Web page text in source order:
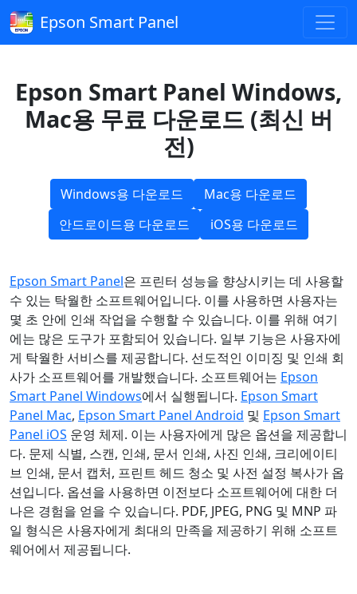
Epson Smart Panel
Epson Smart Panel Windows,
Mac용 무료 다운로드 (최신 버
전)
Windows용 다운로드
Mac용 다운로드
안드로이드용 다운로드
iOS용 다운로드
Epson Smart Panel은 프린터 성능을 향상시키는 데 사용할
수 있는 탁월한 소프트웨어입니다. 이를 사용하면 사용자는
몇 초 안에 인쇄 작업을 수행할 수 있습니다. 이를 위해 여기
에는 많은 도구가 포함되어 있습니다. 일부 기능은 사용자에
게 탁월한 서비스를 제공합니다. 선도적인 이미징 및 인쇄 회
사가 소프트웨어를 개발했습니다. 소프트웨어는 Epson
Smart Panel Windows에서 실행됩니다. Epson Smart
Panel Mac, Epson Smart Panel Android 및 Epson Smart
Panel iOS 운영 체제. 이는 사용자에게 많은 옵션을 제공합니
다. 문제 식별, 스캔, 인쇄, 문서 인쇄, 사진 인쇄, 크리에이티
브 인쇄, 문서 캡처, 프린트 헤드 청소 및 사전 설정 복사가 옵
션입니다. 옵션을 사용하면 이전보다 소프트웨어에 대한 더
나은 경험을 얻을 수 있습니다. PDF, JPEG, PNG 및 MNP 파
일 형식은 사용자에게 최대의 만족을 제공하기 위해 소프트
웨어에서 제공됩니다.